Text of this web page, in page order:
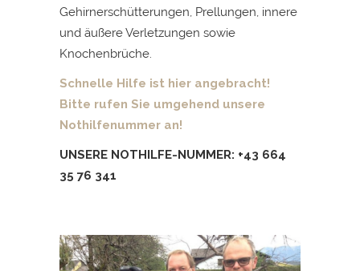
Gehirnerschütterungen, Prellungen, innere
und äußere Verletzungen sowie
Knochenbrüche.
Schnelle Hilfe ist hier angebracht!
Bitte rufen Sie umgehend unsere
Nothilfenummer an!
UNSERE NOTHILFE-NUMMER: +43 664
35 76 341